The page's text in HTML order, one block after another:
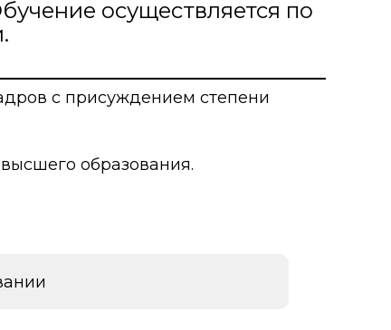
развития и
осуществляется по
с присуждением степени
образования.